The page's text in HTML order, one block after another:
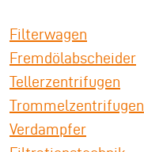
Filterwagen
Fremdölabscheider
Tellerzentrifugen
Trommelzentrifugen
Verdampfer